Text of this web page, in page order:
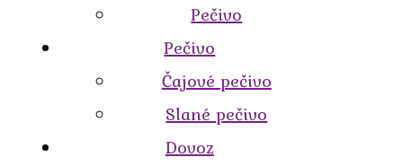
Pečivo
Pečivo
Čajové pečivo
Slané pečivo
Dovoz